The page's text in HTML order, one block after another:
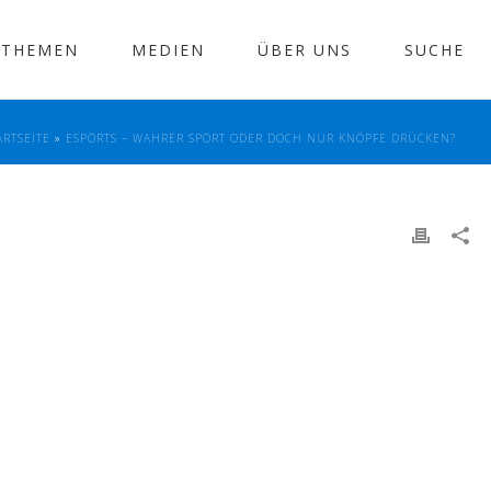
THEMEN MEDIEN ÜBER UNS SUCHE
» ESPORTS – WAHRER SPORT ODER DOCH NUR KNÖPFE DRÜCKEN?